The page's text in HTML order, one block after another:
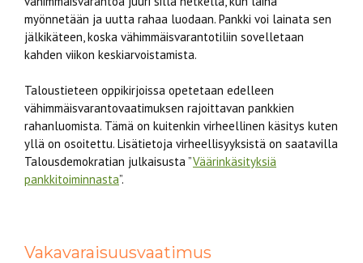
myönnetään ja uutta rahaa luodaan. Pankki voi lainata sen
jälkikäteen, koska vähimmäisvarantotiliin sovelletaan
kahden viikon keskiarvoistamista.
Taloustieteen oppikirjoissa opetetaan edelleen
vähimmäisvarantovaatimuksen rajoittavan pankkien
rahanluomista. Tämä on kuitenkin virheellinen käsitys kuten
yllä on osoitettu. Lisätietoja virheellisyyksistä on saatavilla
Talousdemokratian julkaisusta ”Väärinkäsityksiä
pankkitoiminnasta”.
Vakavaraisuusvaatimus